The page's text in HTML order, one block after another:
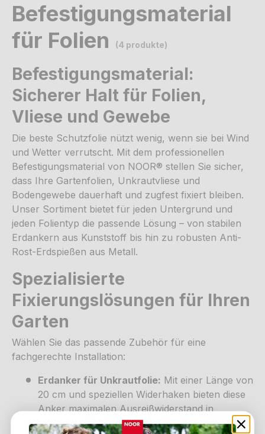
Befestigungsmaterial
für Folien
(4 produkte)
Befestigungsmaterial:
Sicherer Halt für Folien,
Vliese und Gewebe
Die beste Schutzfolie nützt wenig, wenn sie bei Wind
und Wetter verrutscht. Mit dem professionellen
Befestigungsmaterial von NOOR® stellen Sie sicher,
dass Ihre Gartenfolien, Unkrautvliese und
Bodengewebe dauerhaft und zugfest fixiert bleiben.
Unser Sortiment bietet für jeden Untergrund und
jeden Folientyp die passende Lösung – von stabilen
Erdankern aus Kunststoff bis hin zu robusten Anti-
Rost-Erdspießen aus Metall.
Spezialisierte
Fixierungslösungen für Ihren
Garten
Wählen Sie das passende Zubehör für eine
fachgerechte Installation:
Erdanker für Unkrautfolie: Mit einer Länge von
20 cm und speziellen Widerhaken bieten diese
Anker maximalen Ausreißwiderstand in
lockeren und festen Böden.